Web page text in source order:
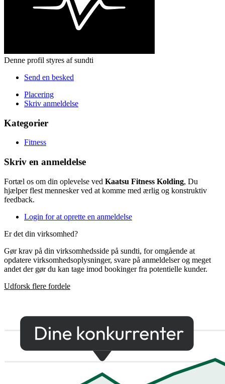
Denne profil styres af sundti
Send en besked
Placering
Skriv anmeldelse
Kategorier
Fitness
Skriv en anmeldelse
Fortæl os om din oplevelse ved Kaatsu Fitness Kolding, Du
hjælper flest mennesker ved at komme med ærlig og konstruktiv
feedback.
Login for at oprette en anmeldelse
Er det din virksomhed?
Gør krav på din virksomhedsside på sundti, for omgående at
opdatere virksomhedsoplysninger, svare på anmeldelser og meget
andet der gør du kan tage imod bookinger fra potentielle kunder.
Udforsk flere fordele